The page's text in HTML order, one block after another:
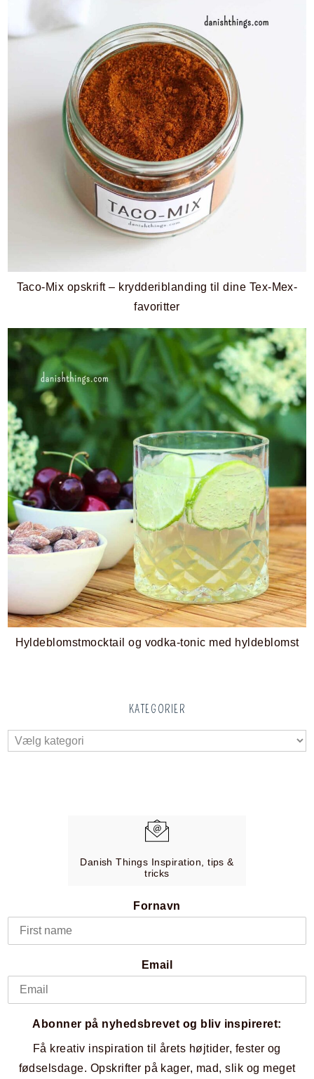
Taco-Mix opskrift – krydderiblanding til dine Tex-Mex-
favoritter
Hyldeblomstmocktail og vodka-tonic med hyldeblomst
KATEGORIER
Danish Things Inspiration, tips &
tricks
Fornavn
Email
Abonner på nyhedsbrevet og bliv inspireret:
Få kreativ inspiration til årets højtider, fester og
fødselsdage. Opskrifter på kager, mad, slik og meget